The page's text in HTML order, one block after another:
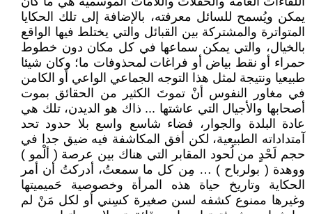
يمكن ويُسمح للسائل معرفته، بالإضافة إلى تلك الحكايا
المتواترة والمشتركة بين القبائل والتي يختلط فيها الواقع
بالخيال، والتي يمكن سماعها في كل مكان دون خطوط
حمراء أو نقط بياض أو فراغات لمحذوفات ما؛ وكان شيئا
طبيعيا ونتيجة لمثل هذا التوجه الجماعي الواعي أو الكامن
في مغاور النفوس أنْ تموتَ الكثير من الحقائق بموت
أصحابها والأجيال التي عاشتها ... ذاك هو الديدن، تلك هي
عادة البلدة والجوار، فضاء شاسع واسع بلا حدود تحد
آمتداداته الطبيعية، لكن أفق المكاشفة فيه ضيق جدا في
حجم لَحْدٍ من لُحود المقابر التي هناك بين عرصة ( ألْمو )
ووهدة ( بولرباح ) … مِن كل ما سمعتُ، أدركتُ أن أمر
الحكاية وتاريخ حياة هذه المرأة وخصوصية حَميميتها
وغيرها ممنوع كشفه لسن صغيرة كسِني أو لكل مَنْ لم